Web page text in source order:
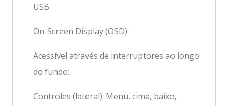
USB
On-Screen Display (OSD)
Acessível através de interruptores ao longo
do fundo:
Controles (lateral): Menu, cima, baixo,